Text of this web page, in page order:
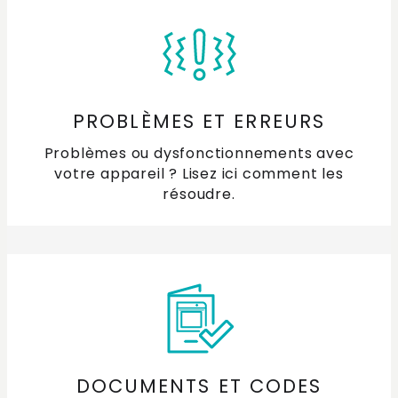
Fonctionnement du panier supérieur d’un lave-
PROBLÈMES ET ERREURS
Problèmes ou dysfonctionnements avec
votre appareil ? Lisez ici comment les
résoudre.
DOCUMENTS ET CODES